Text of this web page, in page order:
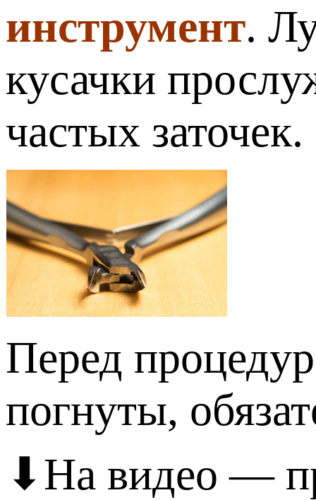
инструмент.
кусачки
частых заточек.
Перед
погнуты,
⬇На видео —